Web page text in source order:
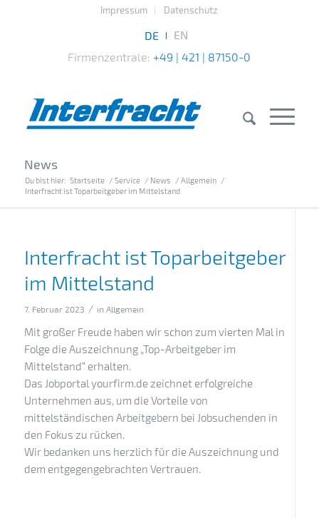
Impressum Datenschutz
Firmenzentrale: +49 | 421 | 87150-0
News
Du bist hier: Startseite / Service / News / Allgemein /
Interfracht ist Toparbeitgeber im Mittelstand
Interfracht ist Toparbeitgeber
im Mittelstand
7. Februar 2023 / in Allgemein
Mit großer Freude haben wir schon zum vierten Mal in
Folge die Auszeichnung „Top-Arbeitgeber im
Mittelstand“ erhalten.
Das Jobportal yourfirm.de zeichnet erfolgreiche
Unternehmen aus, um die Vorteile von
mittelständischen Arbeitgebern bei Jobsuchenden in
den Fokus zu rücken.
Wir bedanken uns herzlich für die Auszeichnung und
dem entgegengebrachten Vertrauen.